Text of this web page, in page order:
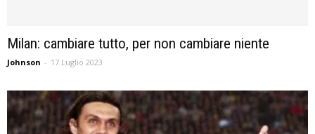
Milan: cambiare tutto, per non cambiare niente
Johnson - 17 Luglio 2023